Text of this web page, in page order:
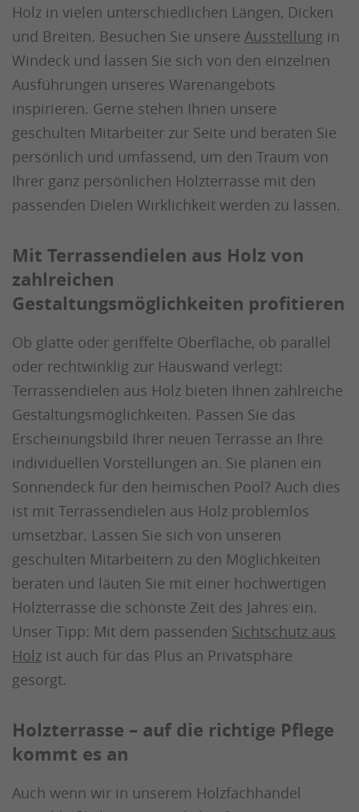
Holz in vielen unterschiedlichen Längen, Dicken
und Breiten. Besuchen Sie unsere Ausstellung in
Windeck und lassen Sie sich von den einzelnen
Ausführungen unseres Warenangebots
inspirieren. Gerne stehen Ihnen unsere
geschulten Mitarbeiter zur Seite und beraten Sie
persönlich und umfassend, um den Traum von
Ihrer ganz persönlichen Holzterrasse mit den
passenden Dielen Wirklichkeit werden zu lassen.
Mit Terrassendielen aus Holz von
zahlreichen
Gestaltungsmöglichkeiten profitieren
Ob glatte oder geriffelte Oberfläche, ob parallel
oder rechtwinklig zur Hauswand verlegt:
Terrassendielen aus Holz bieten Ihnen zahlreiche
Gestaltungsmöglichkeiten. Passen Sie das
Erscheinungsbild Ihrer neuen Terrasse an Ihre
individuellen Vorstellungen an. Sie planen ein
Sonnendeck für den heimischen Pool? Auch dies
ist mit Terrassendielen aus Holz problemlos
umsetzbar. Lassen Sie sich von unseren
geschulten Mitarbeitern zu den Möglichkeiten
beraten und läuten Sie mit einer hochwertigen
Holzterrasse die schönste Zeit des Jahres ein.
Unser Tipp: Mit dem passenden Sichtschutz aus
Holz ist auch für das Plus an Privatsphäre
gesorgt.
Holzterrasse – auf die richtige Pflege
kommt es an
Auch wenn wir in unserem Holzfachhandel